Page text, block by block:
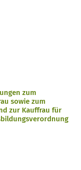
zum
sowie zum
zur Kauffrau für